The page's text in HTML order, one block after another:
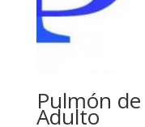
Pulmón
Adulto